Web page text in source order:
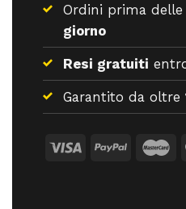
Ordini prima delle
giorno
Resi gratuiti
Garantito da oltre